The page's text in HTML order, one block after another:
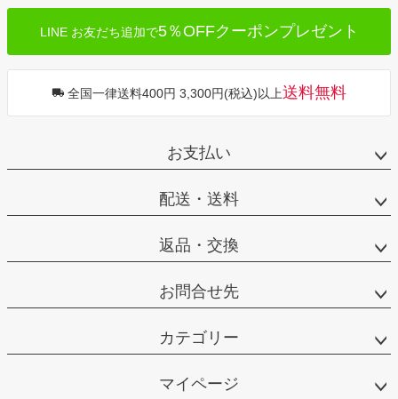
LINE お友だち追加で5％OFFクーポンプレゼント
全国一律送料400円 3,300円(税込)以上送料無料
お支払い
配送・送料
返品・交換
お問合せ先
カテゴリー
マイページ